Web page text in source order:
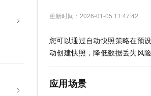
更新时间： 2026-01-05 11:47:42
您可以通过自动快照策略在预
动创建快照，降低数据丢失风险
应用场景